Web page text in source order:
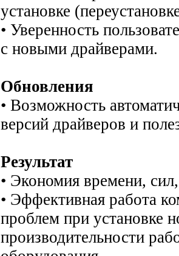
установке
• Уверенность
с новыми драйверами.
Обновления
• Возможность
версий драйверов и
Результат
• Экономия времени,
• Эффективная работа
проблем при установке
производительности